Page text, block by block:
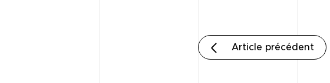
Article précédent